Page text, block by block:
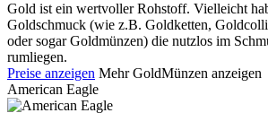
Gold ist ein wertvoller Rohstoff. Vielleicht
Goldschmuck (wie z.B. Goldketten,
oder sogar Goldmünzen) die nutzlos im
rumliegen.
Preise anzeigen Mehr GoldMünzen anzeigen
American Eagle